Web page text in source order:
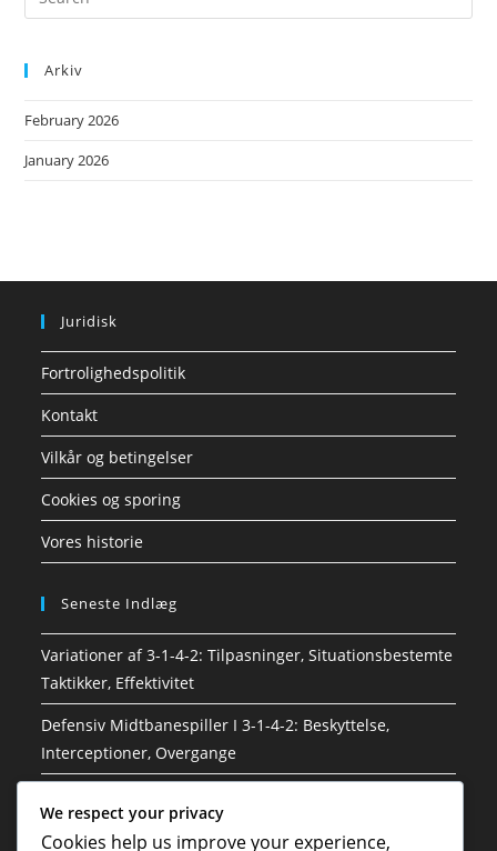
Arkiv
February 2026
January 2026
Juridisk
Fortrolighedspolitik
Kontakt
Vilkår og betingelser
Cookies og sporing
Vores historie
Seneste Indlæg
Variationer af 3-1-4-2: Tilpasninger, Situationsbestemte
Taktikker, Effektivitet
Defensiv Midtbanespiller I 3-1-4-2: Beskyttelse,
Interceptioner, Overgange
Kommunikation
We respect your privacy
Cookies help us improve your experience,